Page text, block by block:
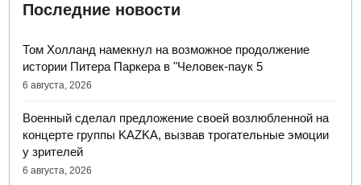
Последние новости
Том Холланд намекнул на возможное продолжение
истории Питера Паркера в "Человек-паук 5
6 августа, 2026
Военный сделал предложение своей возлюбленной на
концерте группы KAZKA, вызвав трогательные эмоции
у зрителей
6 августа, 2026